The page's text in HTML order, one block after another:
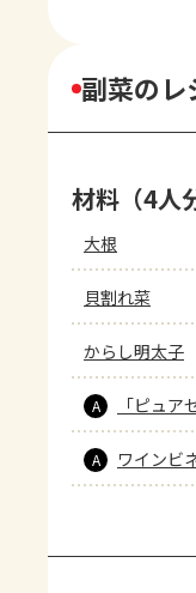
副菜のレ
材料（4人
大根
貝割れ菜
からし明太子
A 「ピュア
A ワインビ